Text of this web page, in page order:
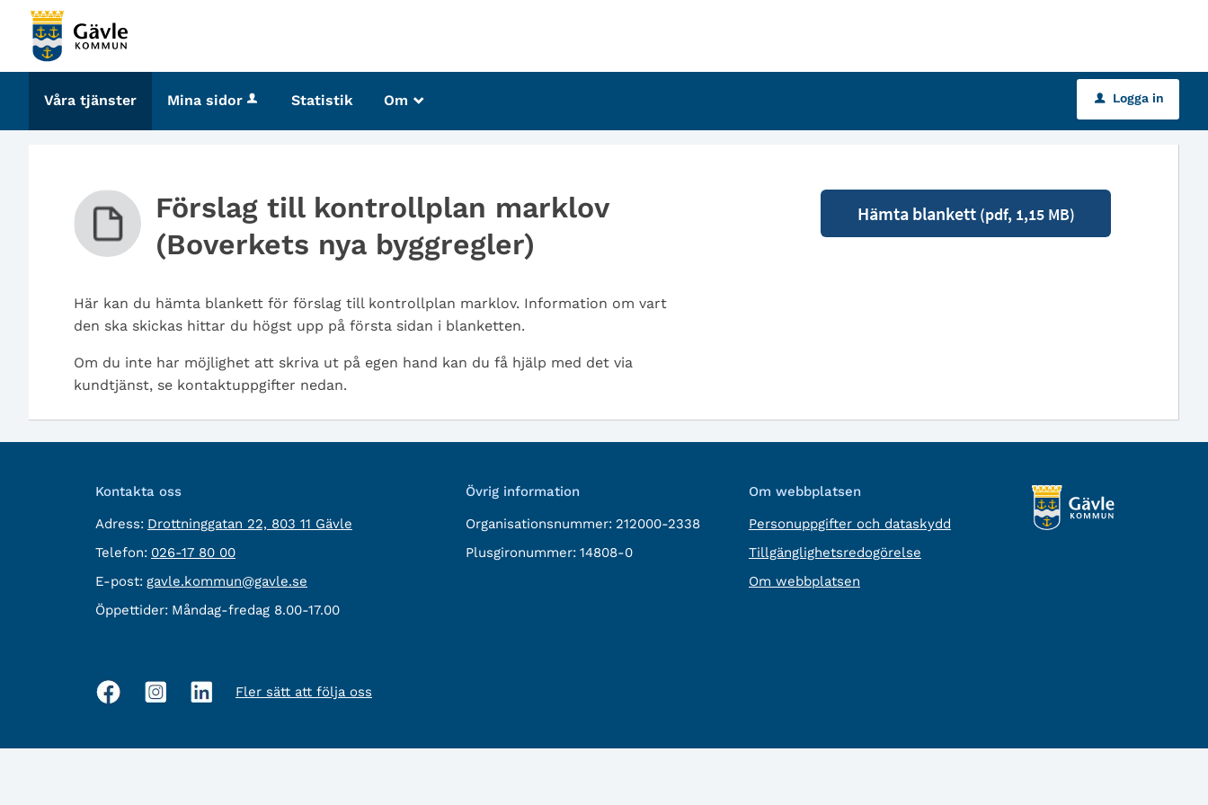
Välkommen
tjänster
Gävle
kommun
Våra tjänster Mina sidor Statistik Om _ u Logga in
Förslag till kontrollplan marklov
(Boverkets nya byggregler)
Här kan du hämta blankett för förslag till kontrollplan marklov. Information om vart
den ska skickas hittar du högst upp på första sidan i blanketten.
Om du inte har möjlighet att skriva ut på egen hand kan du få hjälp med det via
kundtjänst, se kontaktuppgifter nedan.
Hämta blankett(pdf, 1,15 MB)
Kontakta oss
Adress: besöksadress:
Drottninggatan 22, 803 11 Gävle
Telefon: Telefon:
026-17 80 00
E-post: E-
post:
gavle.kommun@gavle.se
Öppettider: Måndag-fredag 8.00-17.00
Övrig information
Organisationsnummer: 212000-2338
Plusgironummer: 14808-0
Om webbplatsen
Personuppgifter och dataskydd
Tillgänglighetsredogörelse
Om webbplatsen
Sociala
Fler sätt att följa oss